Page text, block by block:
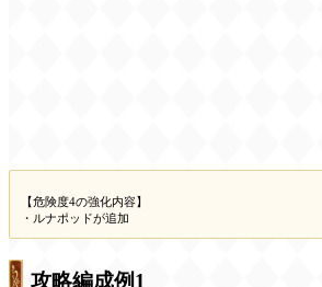
【危険度4の強化内容】
・ルナポッドが追加
攻略編成例1